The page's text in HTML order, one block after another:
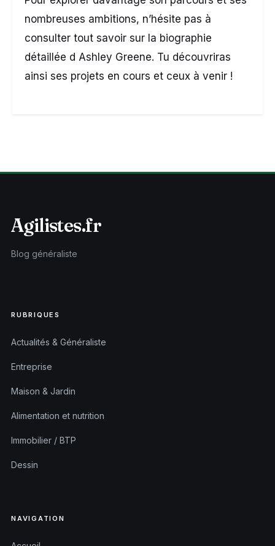
nombreuses ambitions, n’hésite pas à
consulter tout savoir sur la biographie
détaillée d Ashley Greene. Tu découvriras
ainsi ses projets en cours et ceux à venir !
Agilistes.fr
Blog généraliste
RUBRIQUES
Actualités & Généraliste
Entreprise
Maison & Jardin
Alimentation et nutrition
Immobilier / BTP
Dessin
NAVIGATION